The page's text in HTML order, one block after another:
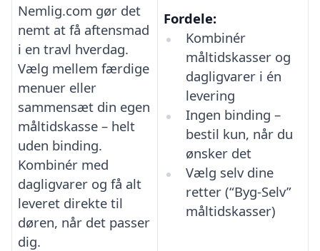
Nemlig.com gør det
nemt at få aftensmad
i en travl hverdag.
Vælg mellem færdige
menuer eller
sammensæt din egen
måltidskasse – helt
uden binding.
Kombinér med
dagligvarer og få alt
leveret direkte til
døren, når det passer
dig.
Fordele:
Kombinér
måltidskasser og
dagligvarer i én
levering
Ingen binding –
bestil kun, når du
ønsker det
Vælg selv dine
retter (“Byg-Selv”
måltidskasser)